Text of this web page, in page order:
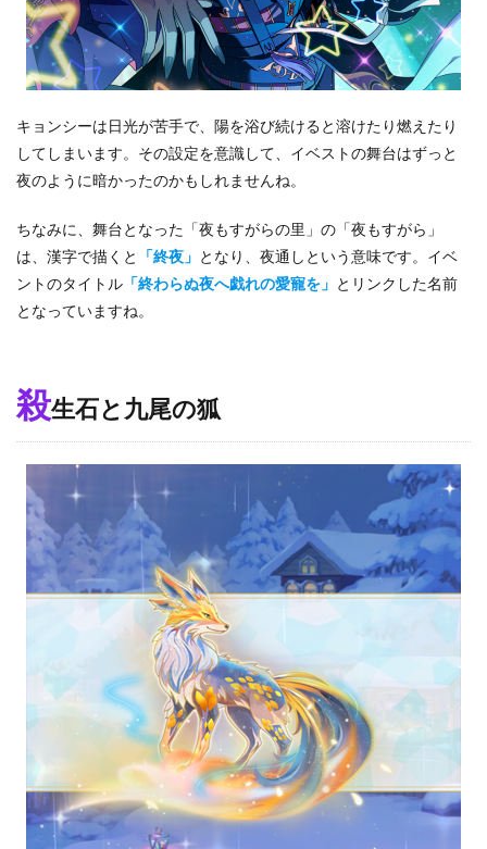
キョンシーは日光が苦手で、陽を浴び続けると溶けたり燃えたり
してしまいます。その設定を意識して、イベストの舞台はずっと
夜のように暗かったのかもしれませんね。
ちなみに、舞台となった「夜もすがらの里」の「夜もすがら」
は、漢字で描くと
「終夜」 となり、夜通しという意味です。イベ
ントのタイトル 「終わらぬ夜へ戯れの愛寵を」 とリンクした名前
となっていますね。
殺生石と九尾の狐